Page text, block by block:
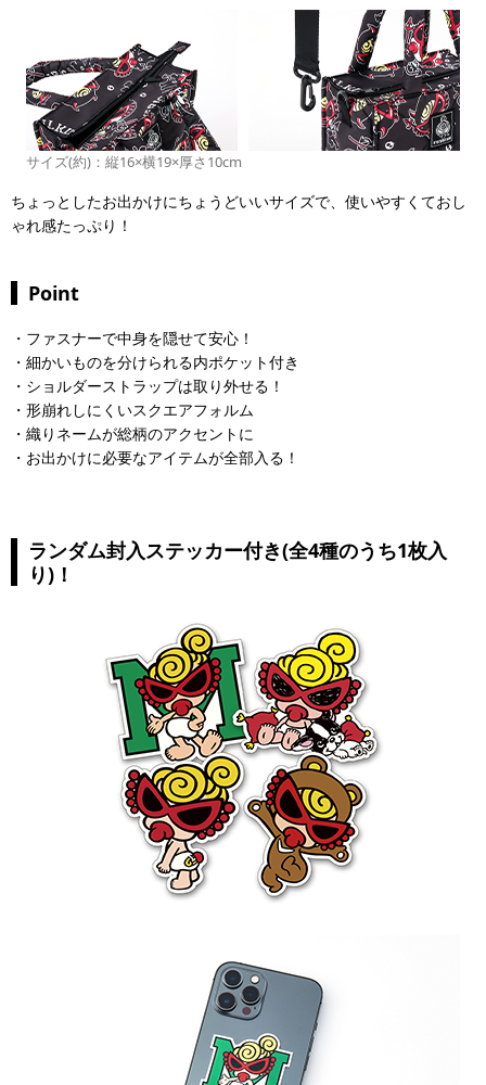
サイズ(約)：縦16×横19×厚さ10cm
ちょっとしたお出かけにちょうどいいサイズで、使いやすくておし
ゃれ感たっぷり！
Point
・ファスナーで中身を隠せて安心！
・細かいものを分けられる内ポケット付き
・ショルダーストラップは取り外せる！
・形崩れしにくいスクエアフォルム
・織りネームが総柄のアクセントに
・お出かけに必要なアイテムが全部入る！
ランダム封入ステッカー付き(全4種のうち1枚入
り)！